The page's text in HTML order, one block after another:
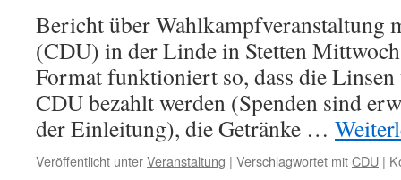
Bericht über Wahlkampfveranstaltung
(CDU) in der Linde in Stetten
Format funktioniert so, dass die
CDU bezahlt werden (Spenden sind
der Einleitung), die Getränke …
Veröffentlicht unterVeranstaltung | Verschlagwortet mitCDU |